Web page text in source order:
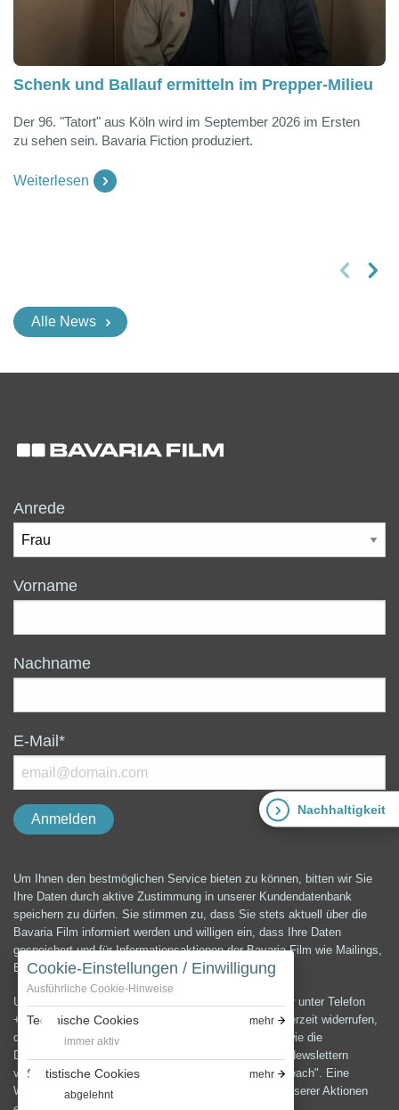
Cookie-Einstellungen / Einwilligung
Ausführliche Cookie-Hinweise
Technische Cookies
mehr
immer aktiv
Statistische Cookies
mehr
abgelehnt
Schenk und Ballauf ermitteln im Prepper-Milieu
Der 96. "Tatort" aus Köln wird im September 2026 im Ersten
zu sehen sein. Bavaria Fiction produziert.
Weiterlesen
Alle News
Nachhaltigkeit
Anrede
Vorname
Nachname
E-Mail*
Um Ihnen den bestmöglichen Service bieten zu können, bitten wir Sie
Ihre Daten durch aktive Zustimmung in unserer Kundendatenbank
speichern zu dürfen. Sie stimmen zu, dass Sie stets aktuell über die
Bavaria Film informiert werden und willigen ein, dass Ihre Daten
gespeichert und für Informationsaktionen der Bavaria Film wie Mailings,
E-Mails, Newsletter etc. verwendet werden können.
Unter der E-Mail-Adresse presse@bavaria-film.de oder unter Telefon
+49 (0) 89 64 99 3900 können Sie die Einwilligung jederzeit widerrufen,
die Änderung und Löschung Ihrer Daten verlangen sowie die
Datenschutzerklärung anfordern.Zum Versenden von Newslettern
verwenden wir die E-Mail-Marketing Software "Cleverreach". Eine
Weitergabe oder Verwendung Ihrer Daten außerhalb unserer Aktionen